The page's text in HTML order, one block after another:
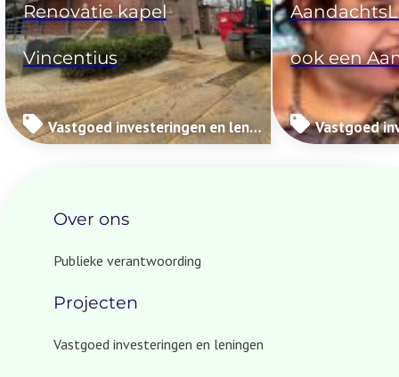
Renovatie kapel
Vincentius
Vastgoed investeringen en leningen (Impactinvesteringen)
ook een
Over ons
Publieke verantwoording
Projecten
Vastgoed investeringen en leningen